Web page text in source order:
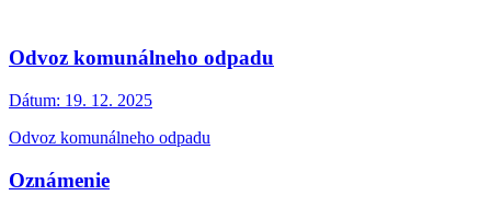
Odvoz komunálneho odpadu
Dátum: 19. 12. 2025
Odvoz komunálneho odpadu
Oznámenie